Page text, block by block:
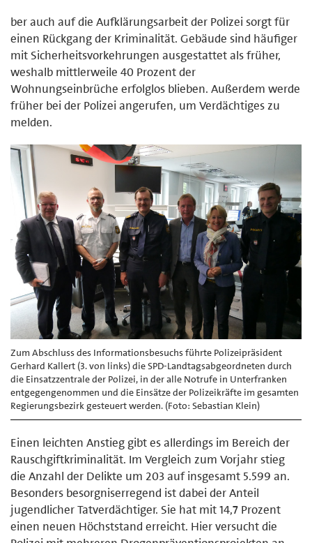
ber auch auf die Aufklärungsarbeit der Polizei sorgt für
einen Rückgang der Kriminalität. Gebäude sind häufiger
mit Sicherheitsvorkehrungen ausgestattet als früher,
weshalb mittlerweile 40 Prozent der
Wohnungseinbrüche erfolglos blieben. Außerdem werde
früher bei der Polizei angerufen, um Verdächtiges zu
melden.
Zum Abschluss des Informationsbesuchs führte Polizeipräsident
Gerhard Kallert (3. von links) die SPD-Landtagsabgeordneten durch
die Einsatzzentrale der Polizei, in der alle Notrufe in Unterfranken
entgegengenommen und die Einsätze der Polizeikräfte im gesamten
Regierungsbezirk gesteuert werden. (Foto: Sebastian Klein)
Einen leichten Anstieg gibt es allerdings im Bereich der
Rauschgiftkriminalität. Im Vergleich zum Vorjahr stieg
die Anzahl der Delikte um 203 auf insgesamt 5.599 an.
Besonders besorgniserregend ist dabei der Anteil
jugendlicher Tatverdächtiger. Sie hat mit 14,7 Prozent
einen neuen Höchststand erreicht. Hier versucht die